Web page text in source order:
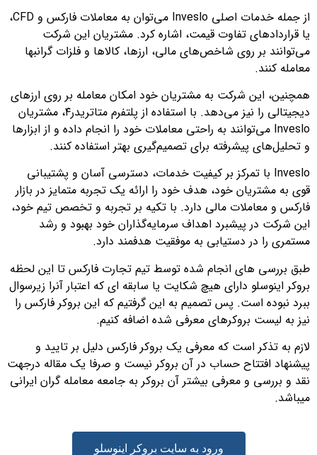
از جمله خدمات اصلی Inveslo می‌توان به معاملات فارکس و CFD،
یا قراردادهای تفاوت قیمت، اشاره کرد. مشتریان این شرکت
می‌توانند بر روی شاخص‌های مالی، ارزها، کالاها و فلزات گرانبها
معامله کنند.
همچنین، این شرکت به مشتریان خود امکان معامله بر روی ارزهای
دیجیتالی را نیز می‌دهد. با استفاده از پلتفرم متاتریدر۴، مشتریان
Inveslo می‌توانند به راحتی معاملات خود را انجام داده و از ابزارها
و تحلیل‌های پیشرفته برای تصمیم‌گیری بهتر استفاده کنند.
Inveslo با تمرکز بر کیفیت خدمات، دسترسی آسان و پشتیبانی
قوی به مشتریان خود، هدف خود را ارائه یک تجربه متمایز در بازار
فارکس و معاملات مالی دارد. با تکیه بر تجربه و تخصص تیم خود،
این شرکت در پیشبرد اهداف سرمایه‌گذاران خود بهبود و رشد
مستمری را در دستیابی به موفقیت هدفمند دارد.
طبق بررسی های انجام شده توسط تیم تجارت فارکس تا این لحظه
بروکر اینوسلو دارای هیچ شکایت یا سابقه ای که اعتبار آنرا زیرسوال
ببرد نبوده است. پس تصمیم به این گرفتیم که این بروکر فارکس را
نیز به لیست بروکرهای معرفی شده اضافه کنیم.
لازم به تذکر است که معرفی یک بروکر فارکس دلیل بر تایید و
پیشنهاد افتتاح حساب در آن بروکر نیست و صرفا یک مقاله درجهت
نقد و بررسی و معرفی بیشتر آن بروکر به جامعه معامله گران ایرانی
میباشد.
ورود به سایت بروکر اینوسلو